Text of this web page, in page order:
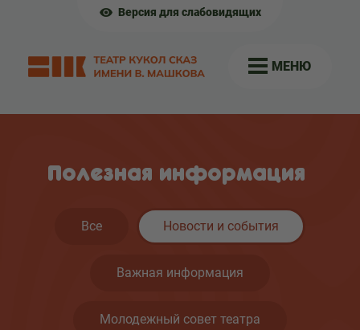
Версия для слабовидящих
МЕНЮ
Полезная информация
Все Новости и события
Важная информация
Молодежный совет театра